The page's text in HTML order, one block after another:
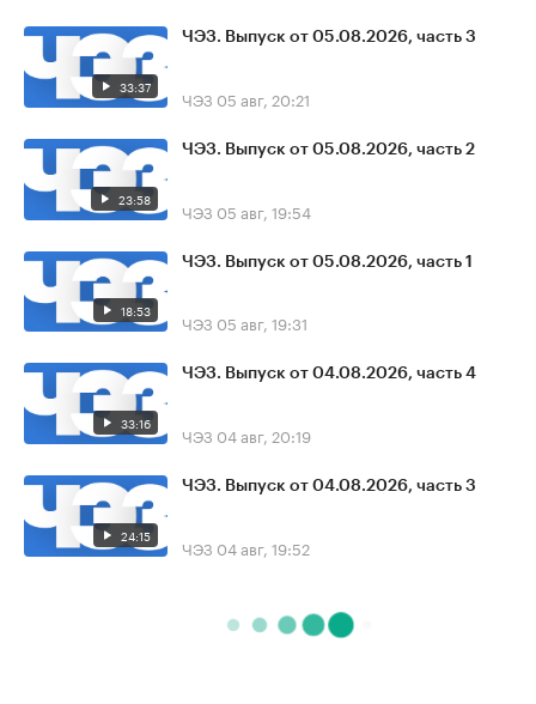
33:37
ЧЭЗ. Выпуск от 05.08.2026, часть 3
ЧЭЗ 05 авг, 20:21
23:58
ЧЭЗ. Выпуск от 05.08.2026, часть 2
ЧЭЗ 05 авг, 19:54
18:53
ЧЭЗ. Выпуск от 05.08.2026, часть 1
ЧЭЗ 05 авг, 19:31
33:16
ЧЭЗ. Выпуск от 04.08.2026, часть 4
ЧЭЗ 04 авг, 20:19
24:15
ЧЭЗ. Выпуск от 04.08.2026, часть 3
ЧЭЗ 04 авг, 19:52